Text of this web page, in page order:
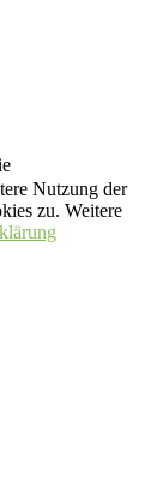
Nutzung der
zu. Weitere